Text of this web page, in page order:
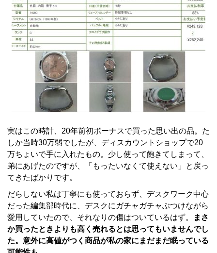
実はこの時計、20年前初ボーナスで買った思い出の品。た
しか当時30万弱でしたが、ディスカウントショップで20
万ちょいで手に入れたもの。少し使って飽きてしまって、
弟にあげたのですが、「もったいなくて使えない」と戻っ
てきたばかりです。
だらしない私は丁寧にも使っておらず、デスクワーク中心
だった編集部時代に、デスクにガチャガチャぶつけながら
愛用していたので、それなりの傷はついているはず。
まさ
か買ったときよりも高く売れるとは思ってもいませんでし
た。意外に高値がつく商品が私の家にまだまだ眠っている